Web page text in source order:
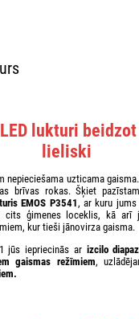
lukturi
lieliski
nepieciešama uzticama
brīvas rokas. Šķiet
EMOS P3541 , ar kuru
cits ģimenes loceklis, kā arī
kur tieši jānovirza gaisma.
jūs iepriecinās ar izcilo
gaismas režīmiem,